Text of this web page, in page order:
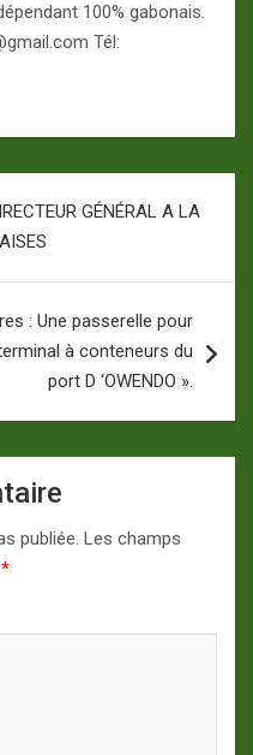
100% gabonais.
Tél:
GÉNÉRAL A LA
: Une passerelle pour
à conteneurs du
port D ‘OWENDO ».
publiée. Les champs
*